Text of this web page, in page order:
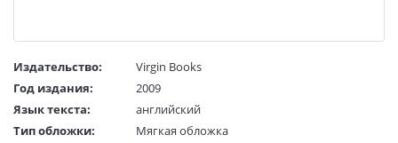
Издательство:
Virgin Books
Год издания:
2009
Язык текста:
английский
Тип обложки:
Мягкая обложка